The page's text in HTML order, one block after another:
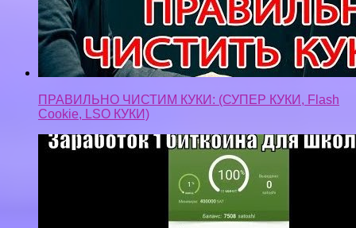
ПРАВИЛЬНО ЧИСТИМ КУКИ: (СУПЕР КУКИ, Flash
Cookie, LSO КУКИ)